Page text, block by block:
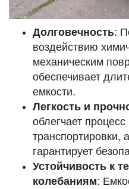
Долговечность:
воздействию
механическим
обеспечивает
емкости.
Легкость и
облегчает
транспортировки,
гарантирует
Устойчивость к
колебаниям: